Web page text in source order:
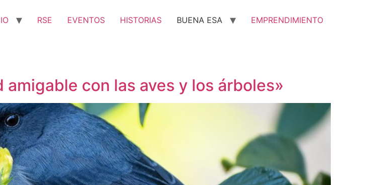
RSE EVENTOS HISTORIAS BUENA ESA EMPRENDIMIENTO
con las aves y los árboles»